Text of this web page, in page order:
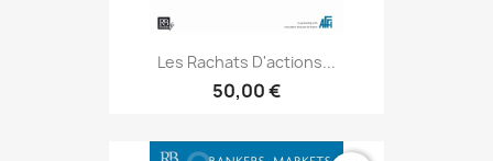
Les Rachats D'actions...
50,00 €